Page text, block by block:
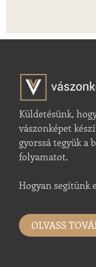
Küldetésünk,
vászonképet
gyorssá tegyük a
folyamatot.
Hogyan segítünk
OLVASS